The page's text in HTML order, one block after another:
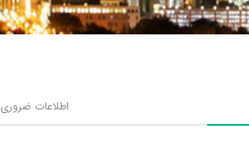
اطلاعات ضروری